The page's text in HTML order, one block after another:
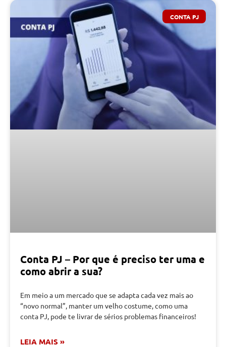
CONTA PJ
Conta PJ – Por que é preciso ter uma e
como abrir a sua?
Em meio a um mercado que se adapta cada vez mais ao
“novo normal”, manter um velho costume, como uma
conta PJ, pode te livrar de sérios problemas financeiros!
LEIA MAIS »